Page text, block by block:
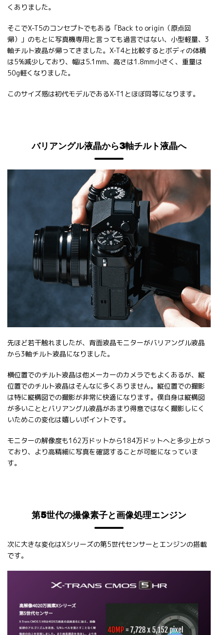
くありました。
そこでX-T5のコンセプトでもある「Back to origin（原点回
帰）」のもとに写真機専用と言っても過言ではない、小型軽量、3
軸チルト液晶が帰ってきました。X-T4と比較するとボディの体積
は5%減少しており、幅は5.1mm、高さは1.8mm小さく、重量は
50g軽くなりました。
このサイズ感は初代モデルであるX-T1とほぼ同等になります。
バリアングル液晶から3軸チルト液晶へ
先ほど若干触れましたが、背面液晶モニターがバリアングル液晶
から3軸チルト液晶になりました。
横位置でのチルト液晶は他メーカーのカメラでもよくあるが、縦
位置でのチルト液晶はそんなに多くありません。縦位置での撮影
は特に縦構図での撮影が非常に快適になります。僕自身は縦構図
が多いこととバリアングル液晶があまり得意ではなく撮影しにく
いためこの変化は嬉しいポイントです。
モニターの解像度も162万ドットから184万ドットへと多少上がっ
ており、より高精細に写真を確認することが可能になっていま
す。
第5世代の撮像素子と画像処理エンジン
次に大きな変化はXシリーズの第5世代センサーとエンジンの搭載
です。